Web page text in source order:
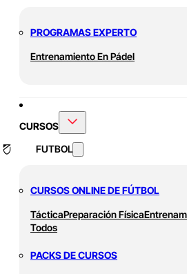
PROGRAMAS EXPERTO
Entrenamiento En Pádel
CURSOS
FUTBOL
CURSOS ONLINE DE FÚTBOL
TácticaPreparación Física
Todos
PACKS DE CURSOS